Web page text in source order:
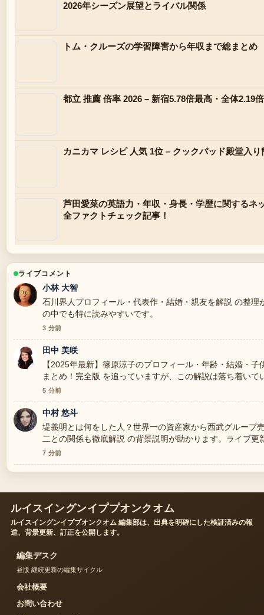
2026年シーズン展望とライバル関係
トム・クルーズの学習障害から年収まで総まとめ
都立 推薦 倍率 2026 – 新宿5.78倍最高・全体2.19
カニカマ レシピ 人気 1位 – クックパッド殿堂入り
芦田愛菜の英語力・年収・身長・学歴に関するネ
全ファクトチェック記事！
ライブコメント
小林 大智
石川界人プロフィール・代表作・結婚・親友を解説 の整理
の中でも特に読みやすいです。
3 分前
田中 美咲
【2025年最新】篠原涼子のプロフィール・年齢・結婚・
まとめ！完全版 を追っていますが、この解説は落ち着いて
5 分前
中村 悠斗
堤義明とは何をした人？世界一の資産家から西武グループ
二との関係も徹底解説 の背景説明が助かります。ライブ更
7 分前
ルイスイングンイププオンクオム
ルイスイングンイププオンクオム 編集部は、出典を明確にした検証済みの報
道、背景更新、訂正を公開します。
編集デスク
昼版 継続更新の編集サイクル
会社概要
お問い合わせ